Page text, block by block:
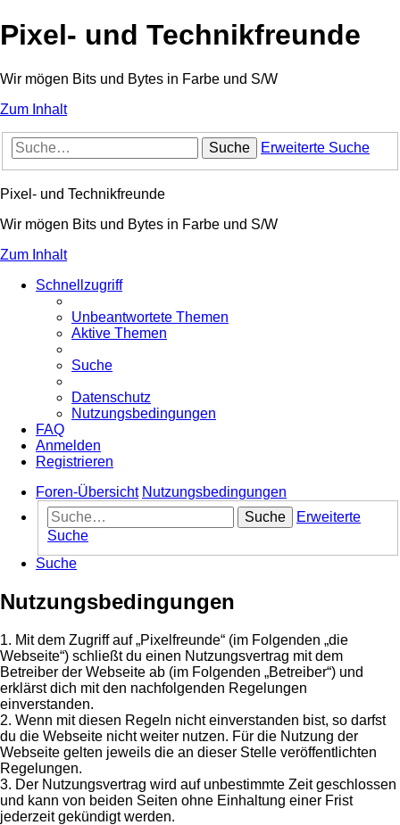
Pixel- und Technikfreunde
Wir mögen Bits und Bytes in Farbe und S/W
Zum Inhalt
Suche Erweiterte Suche
Pixel- und Technikfreunde
Wir mögen Bits und Bytes in Farbe und S/W
Zum Inhalt
Schnellzugriff
Unbeantwortete Themen
Aktive Themen
Suche
Datenschutz
Nutzungsbedingungen
FAQ
Anmelden
Registrieren
Foren-Übersicht Nutzungsbedingungen
Suche
Erweiterte
Suche
Suche
Nutzungsbedingungen
1. Mit dem Zugriff auf „Pixelfreunde“ (im Folgenden „die
Webseite“) schließt du einen Nutzungsvertrag mit dem
Betreiber der Webseite ab (im Folgenden „Betreiber“) und
erklärst dich mit den nachfolgenden Regelungen
einverstanden.
2. Wenn mit diesen Regeln nicht einverstanden bist, so darfst
du die Webseite nicht weiter nutzen. Für die Nutzung der
Webseite gelten jeweils die an dieser Stelle veröffentlichten
Regelungen.
3. Der Nutzungsvertrag wird auf unbestimmte Zeit geschlossen
und kann von beiden Seiten ohne Einhaltung einer Frist
jederzeit gekündigt werden.